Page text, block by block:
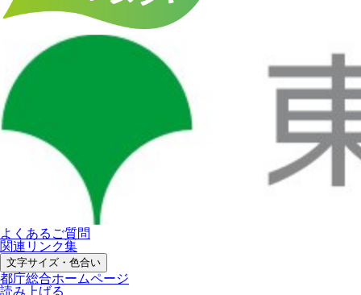
よくあるご質問
関連リンク集
文字サイズ・色合い
都庁総合ホームページ
読み上げる